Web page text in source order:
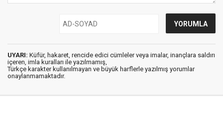
UYARI: Küfür, hakaret, rencide edici cümleler veya imalar, inançlara saldırı
içeren, imla kuralları ile yazılmamış,
Türkçe karakter kullanılmayan ve büyük harflerle yazılmış yorumlar
onaylanmamaktadır.